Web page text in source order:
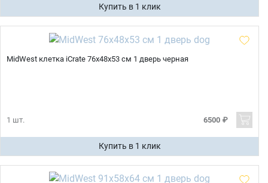
Купить в 1 клик
MidWest клетка iCrate 76х48х53 см 1 дверь черная
1 шт. 6500 ₽
Купить в 1 клик